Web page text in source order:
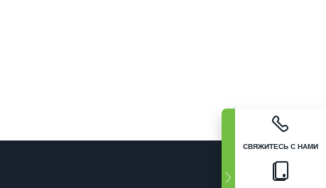
СВЯЖИТЕСЬ С НАМИ